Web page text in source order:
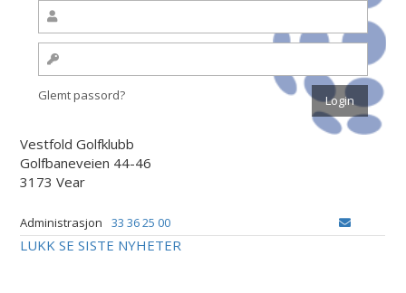
Glemt passord?
Vestfold Golfklubb
Golfbaneveien 44-46
3173 Vear
Administrasjon 33 36 25 00
LUKK SE SISTE NYHETER